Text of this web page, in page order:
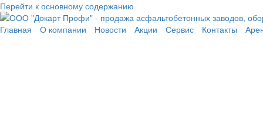
Перейти к основному содержанию
Главная
О компании Новости Акции Сервис Контакты